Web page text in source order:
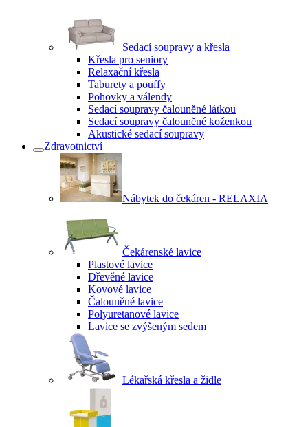
Sedací soupravy a křesla
Křesla pro seniory
Relaxační křesla
Taburety a pouffy
Pohovky a válendy
Sedací soupravy čalouněné látkou
Sedací soupravy čalouněné koženkou
Akustické sedací soupravy
Zdravotnictví
Nábytek do čekáren - RELAXIA
Čekárenské lavice
Plastové lavice
Dřevěné lavice
Kovové lavice
Čalouněné lavice
Polyuretanové lavice
Lavice se zvýšeným sedem
Lékařská křesla a židle